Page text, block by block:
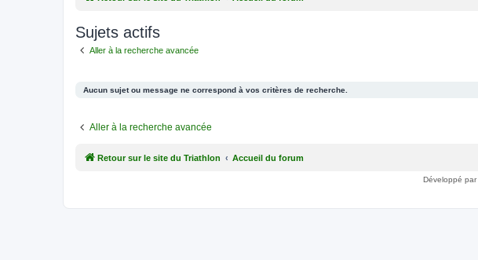
Sujets actifs
Aller à la recherche avancée
Aucun sujet ou message ne correspond à vos critères de recherche.
Aller à la recherche avancée
Retour sur le site du Triathlon Accueil du forum
Développé par